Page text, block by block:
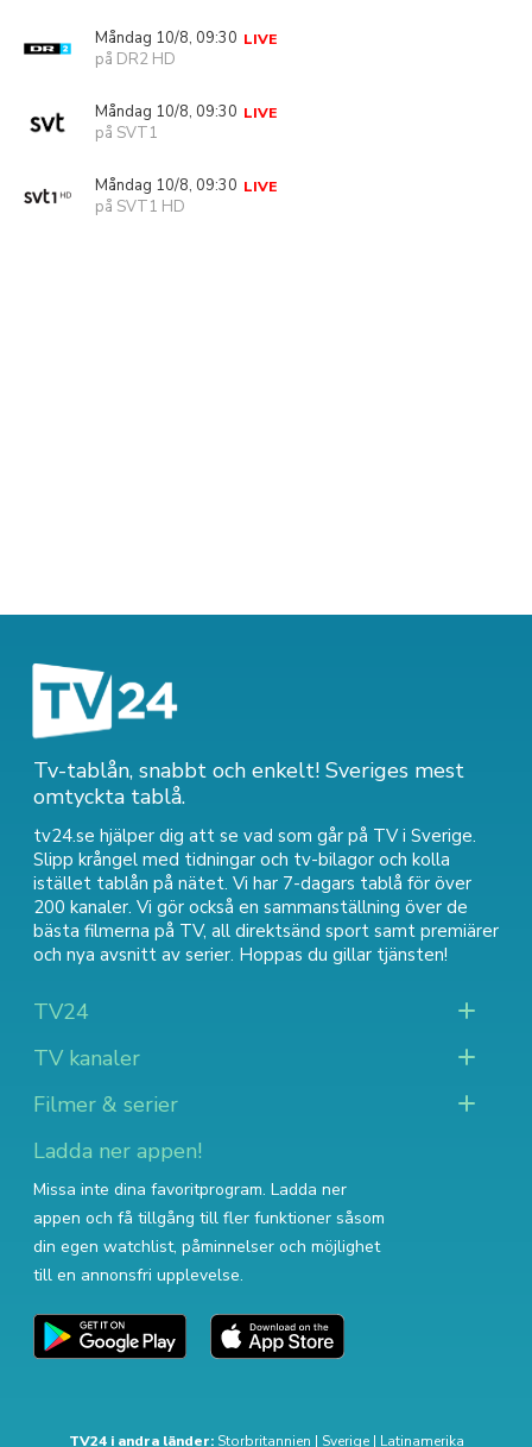
Måndag 10/8, 09:30 LIVE
på DR2 HD
Måndag 10/8, 09:30 LIVE
på SVT1
Måndag 10/8, 09:30 LIVE
på SVT1 HD
Tv-tablån, snabbt och enkelt! Sveriges mest
omtyckta tablå.
tv24.se hjälper dig att se vad som går på TV i Sverige.
Slipp krångel med tidningar och tv-bilagor och kolla
istället tablån på nätet. Vi har 7-dagars tablå för över
200 kanaler. Vi gör också en sammanställning över de
bästa filmerna på TV, all direktsänd sport samt premiärer
och nya avsnitt av serier. Hoppas du gillar tjänsten!
TV24
TV kanaler
Filmer & serier
Ladda ner appen!
Missa inte dina favoritprogram. Ladda ner
appen och få tillgång till fler funktioner såsom
din egen watchlist, påminnelser och möjlighet
till en annonsfri upplevelse.
TV24 i andra länder: Storbritannien | Sverige| Latinamerika